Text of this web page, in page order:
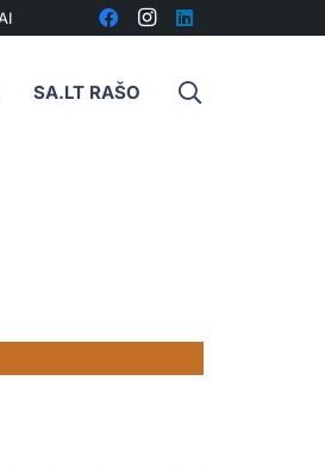
SA.LT RAŠO